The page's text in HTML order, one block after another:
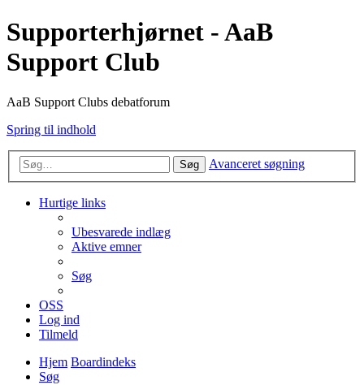
Supporterhjørnet - AaB
Support Club
AaB Support Clubs debatforum
Spring til indhold
Søg Avanceret søgning
Hurtige links
Ubesvarede indlæg
Aktive emner
Søg
OSS
Log ind
Tilmeld
Hjem Boardindeks
Søg